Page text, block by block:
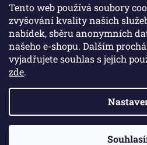
Tento web používá soubory
zvyšování kvality našich
nabídek, sběru anonymních
našeho e-shopu. Dalším
vyjadřujete souhlas s jejich
zde.
Vytvořil
Šperky pro tebe.